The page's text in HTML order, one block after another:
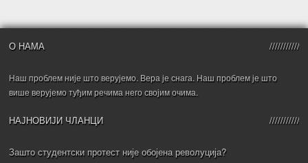
О НАМА
Наш проблем није што верујемо. Вера је снага. Наш проблем је што
више верујемо туђим речима него својим очима.
НАЈНОВИЈИ ЧЛАНЦИ
Зашто студентски протест није обојена револуција?